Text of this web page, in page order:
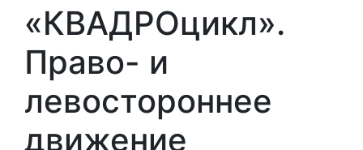
«КВАДРОцикл».
Право- и
левостороннее
движение